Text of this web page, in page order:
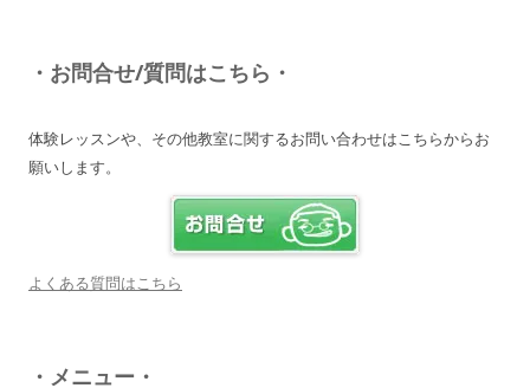
♪
上松先生に教わればきっともっともっと音楽大好
きになりますよ♪
大切なお子さんの習い事。
・お問合せ/質問はこちら・
体験レッスンや、その他教室に関するお問い合わせはこちらからお
願いします。
よくある質問はこちら
・メニュー・